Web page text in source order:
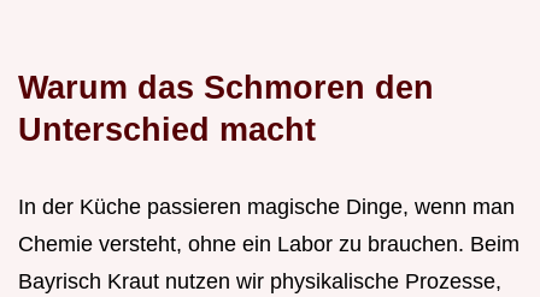
Warum das Schmoren den
Unterschied macht
In der Küche passieren magische Dinge, wenn man
Chemie versteht, ohne ein Labor zu brauchen. Beim
Bayrisch Kraut nutzen wir physikalische Prozesse,